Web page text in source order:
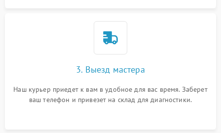
3. Выезд мастера
Наш курьер приедет к вам в удобное для вас время. Заберет
ваш телефон и привезет на склад для диагностики.